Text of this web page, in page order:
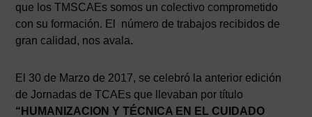
que los TMSCAEs somos un colectivo comprometido
con su formación. El número de trabajos recibidos de
gran calidad, nos avala.
El 30 de Marzo de 2017, se celebró la anterior edición
de Jornadas de TCAEs que llevaban por título
“HUMANIZACION Y TÉCNICA EN EL CUIDADO